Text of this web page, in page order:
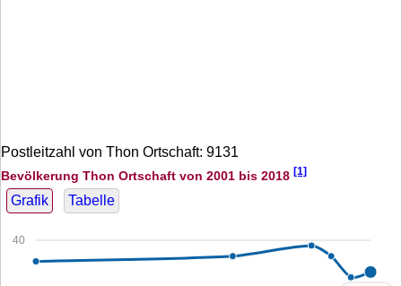
Postleitzahl von Thon Ortschaft: 9131
Bevölkerung Thon Ortschaft von 2001 bis 2018 [1]
Grafik Tabelle
40